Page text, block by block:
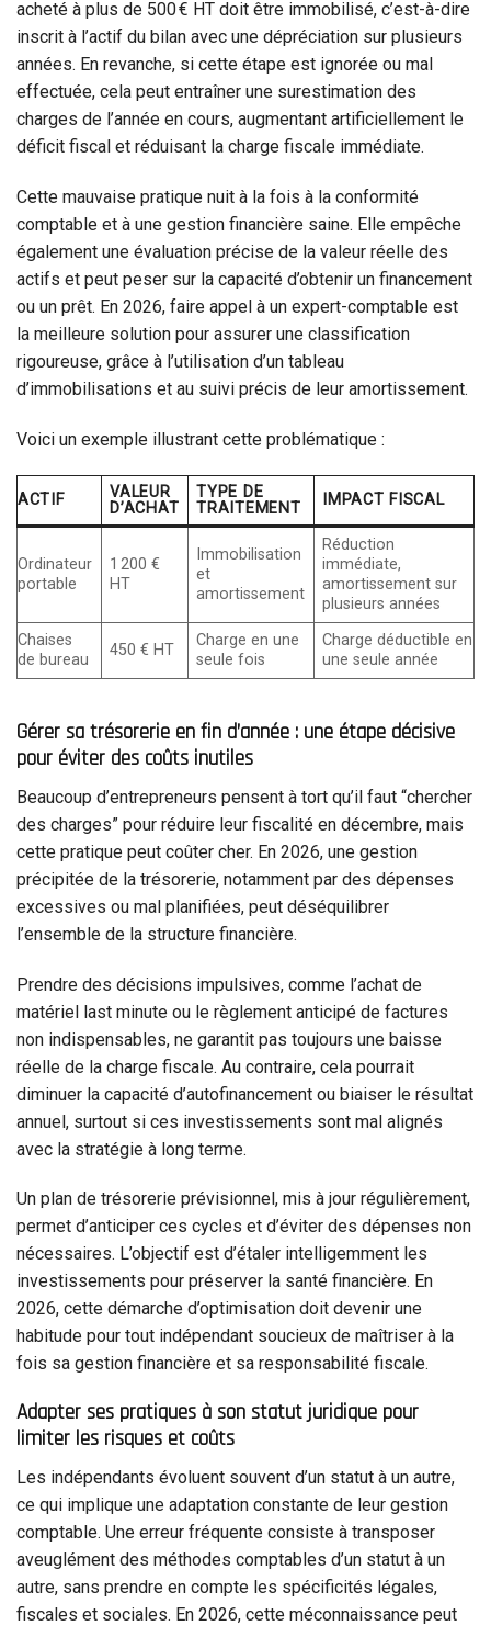
acheté à plus de 500 € HT doit être immobilisé, c’est-à-dire
inscrit à l’actif du bilan avec une dépréciation sur plusieurs
années. En revanche, si cette étape est ignorée ou mal
effectuée, cela peut entraîner une surestimation des
charges de l’année en cours, augmentant artificiellement le
déficit fiscal et réduisant la charge fiscale immédiate.
Cette mauvaise pratique nuit à la fois à la conformité
comptable et à une gestion financière saine. Elle empêche
également une évaluation précise de la valeur réelle des
actifs et peut peser sur la capacité d’obtenir un financement
ou un prêt. En 2026, faire appel à un expert-comptable est
la meilleure solution pour assurer une classification
rigoureuse, grâce à l’utilisation d’un tableau
d’immobilisations et au suivi précis de leur amortissement.
Voici un exemple illustrant cette problématique :
ACTIF
VALEUR
D’ACHAT
TYPE DE
TRAITEMENT
IMPACT FISCAL
Ordinateur
portable
1 200 €
HT
Immobilisation
et
amortissement
Réduction
immédiate,
amortissement sur
plusieurs années
Chaises
de bureau
450 € HT
Charge en une
seule fois
Charge déductible en
une seule année
Gérer sa trésorerie en fin d’année : une étape décisive
pour éviter des coûts inutiles
Beaucoup d’entrepreneurs pensent à tort qu’il faut “chercher
des charges” pour réduire leur fiscalité en décembre, mais
cette pratique peut coûter cher. En 2026, une gestion
précipitée de la trésorerie, notamment par des dépenses
excessives ou mal planifiées, peut déséquilibrer
l’ensemble de la structure financière.
Prendre des décisions impulsives, comme l’achat de
matériel last minute ou le règlement anticipé de factures
non indispensables, ne garantit pas toujours une baisse
réelle de la charge fiscale. Au contraire, cela pourrait
diminuer la capacité d’autofinancement ou biaiser le résultat
annuel, surtout si ces investissements sont mal alignés
avec la stratégie à long terme.
Un plan de trésorerie prévisionnel, mis à jour régulièrement,
permet d’anticiper ces cycles et d’éviter des dépenses non
nécessaires. L’objectif est d’étaler intelligemment les
investissements pour préserver la santé financière. En
2026, cette démarche d’optimisation doit devenir une
habitude pour tout indépendant soucieux de maîtriser à la
fois sa gestion financière et sa responsabilité fiscale.
Adapter ses pratiques à son statut juridique pour
limiter les risques et coûts
Les indépendants évoluent souvent d’un statut à un autre,
ce qui implique une adaptation constante de leur gestion
comptable. Une erreur fréquente consiste à transposer
aveuglément des méthodes comptables d’un statut à un
autre, sans prendre en compte les spécificités légales,
fiscales et sociales. En 2026, cette méconnaissance peut